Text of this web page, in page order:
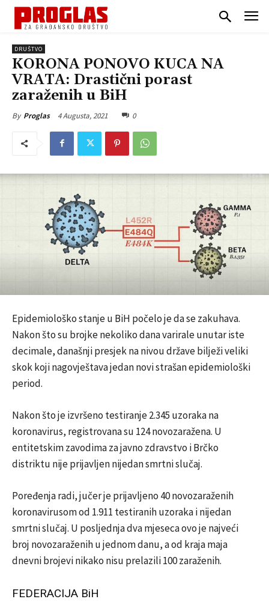
DRUŠTVO
KORONA PONOVO KUCA NA
VRATA: Drastični porast
zaraženih u BiH
By Proglas 4 Augusta, 2021 0
Epidemiološko stanje u BiH počelo je da se zakuhava.
Nakon što su brojke nekoliko dana varirale unutar iste
decimale, današnji presjek na nivou države bilježi veliki
skok koji nagovještava jedan novi strašan epidemiološki
period.
Nakon što je izvršeno testiranje 2.345 uzoraka na
koronavirus, registrovana su 124 novozaražena. U
entitetskim zavodima za javno zdravstvo i Brčko
distriktu nije prijavljen nijedan smrtni slučaj.
Poređenja radi, jučer je prijavljeno 40 novozaraženih
koronavirusom od 1.911 testiranih uzoraka i nijedan
smrtni slučaj. U posljednja dva mjeseca ovo je najveći
broj novozaraženih u jednom danu, a od kraja maja
dnevni brojevi nikako nisu prelazili 100 zaraženih.
FEDERACIJA BiH